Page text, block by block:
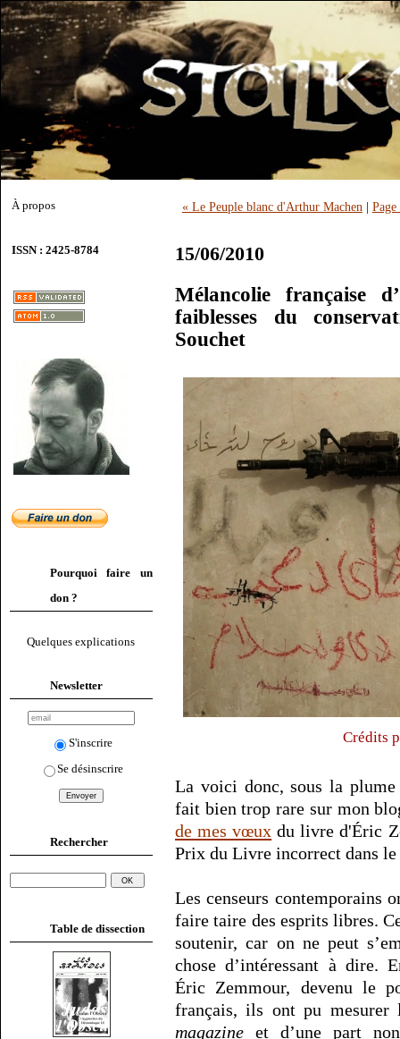
À propos
ISSN : 2425-8784
Pourquoi faire un
don ?
Quelques explications
Newsletter
S'inscrire
Se désinscrire
Rechercher
Table de dissection
« Le Peuple blanc d'Arthur Machen |
15/06/2010
Mélancolie française
faiblesses du
Souchet
Crédits
La voici donc, sous la
fait bien trop rare sur mon
de mes vœux du livre d'Éric
Prix du Livre incorrect dans
Les censeurs contemporains
faire taire des esprits libres.
soutenir, car on ne peut
chose d’intéressant à dire.
Éric Zemmour, devenu le
français, ils ont pu mesurer
magazine et d’une part